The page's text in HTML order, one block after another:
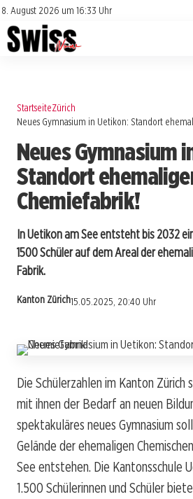
8. August 2026 um 16:33 Uhr
Impressum
Datenschutz
Jobs
Events
StartseiteZürich
Neues Gymnasium in Uetikon: Standort
Neues Gymnasium
Standort
Chemiefabrik!
In Uetikon am See entsteht bis 2032
1500 Schüler auf dem Areal der
Fabrik.
Kanton Zürich15.05.2025, 20:40 Uhr
Die Schülerzahlen im Kanton Zürich
mit ihnen der Bedarf an neuen
spektakuläres neues Gymnasium
Gelände der ehemaligen
See entstehen. Die Kantonsschule
1.500 Schülerinnen und Schüler